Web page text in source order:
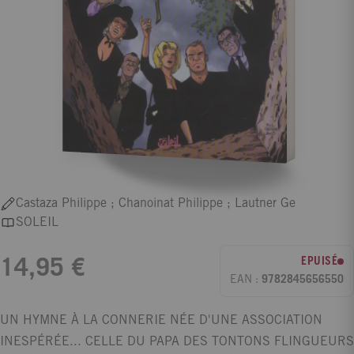
Castaza Philippe ; Chanoinat Philippe ; Lautner Ge
SOLEIL
14,95 €
EPUISÉ
EAN : 9782845656550
UN HYMNE À LA CONNERIE NÉE D'UNE ASSOCIATION
INESPÉRÉE... CELLE DU PAPA DES TONTONS FLINGUEURS